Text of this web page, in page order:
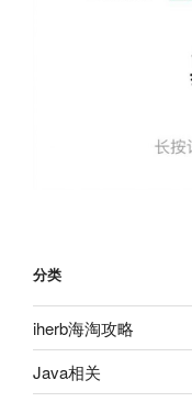
分类
iherb海淘攻略
Java相关